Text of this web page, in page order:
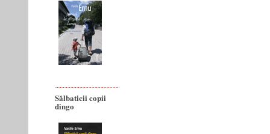
Sălbaticii copii
dingo